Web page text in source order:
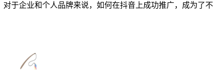
于企业和个人品牌来说，如何在抖音上成功推广，成为了不